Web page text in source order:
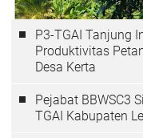
P3-TGAI Tanjung
Produktivitas
Desa Kerta
Pejabat BBWSC3
TGAI Kabupaten